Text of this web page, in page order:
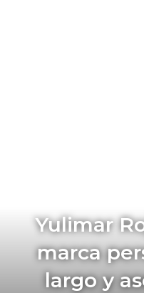
Yulimar
marca
largo y